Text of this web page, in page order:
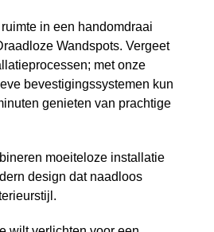
in een handomdraai
Wandspots. Vergeet
met onze
bevestigingssystemen kun
genieten van prachtige
moeiteloze installatie
design dat naadloos